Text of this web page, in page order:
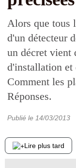
Alors que tous
d'un détecteur
un décret vient
d'installation et
Comment les
Réponses.
Publié le 14/03/2013
Lire plus tard